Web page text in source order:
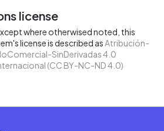
license
where otherwised noted, this
license is described asAtribución-
SinDerivadas 4.0
(CC BY-NC-ND 4.0)